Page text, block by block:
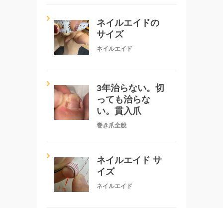
ネイルエイドの
サイズ
ネイルエイド
3年治らない。切
っても治らな
い。貫入爪
巻き爪全般
ネイルエイド サ
イズ
ネイルエイド